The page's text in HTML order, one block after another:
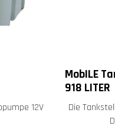
12V
MobILE
918 LITER
Die